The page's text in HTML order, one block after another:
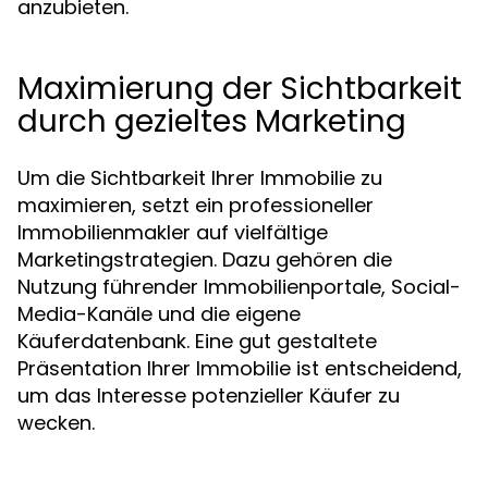
anzubieten.
Maximierung der Sichtbarkeit
durch gezieltes Marketing
Um die Sichtbarkeit Ihrer Immobilie zu
maximieren, setzt ein professioneller
Immobilienmakler auf vielfältige
Marketingstrategien. Dazu gehören die
Nutzung führender Immobilienportale, Social-
Media-Kanäle und die eigene
Käuferdatenbank. Eine gut gestaltete
Präsentation Ihrer Immobilie ist entscheidend,
um das Interesse potenzieller Käufer zu
wecken.